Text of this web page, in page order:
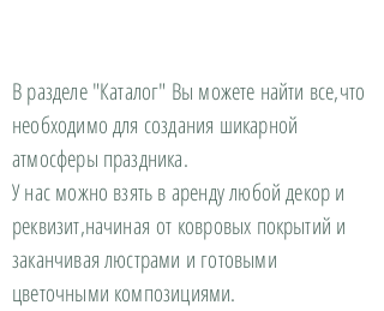
В разделе "Каталог" Вы можете найти все,что
необходимо для создания шикарной
атмосферы праздника.
У нас можно взять в аренду любой декор и
реквизит,начиная от ковровых покрытий и
заканчивая люстрами и готовыми
цветочными композициями.